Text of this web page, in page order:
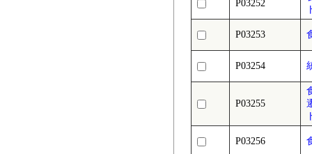
P03252
P03253
P03254
P03255
P03256